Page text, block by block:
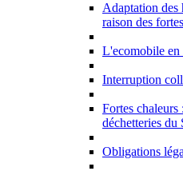
Adaptation des
raison des
L'ecomobile en
Interruption
Fortes chaleurs
déchetteries
Obligations